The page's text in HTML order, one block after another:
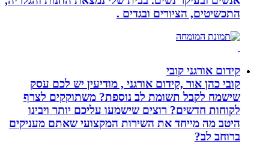
התכשיטים, הציורים ובגדים .
קידום אורגני קובי
קובי כהן אור ,קידום אורגני , מודיעין יש לכם עסק
שישמח לקבל תשומת לב נוספת? משתוקקים לצרף
לקוחות חדשים? רוצים שישמעו עליכם יותר ויבינו
היטב מה מייחד את השירות המקצועי שאתם מעניקים
ברוחב לב?